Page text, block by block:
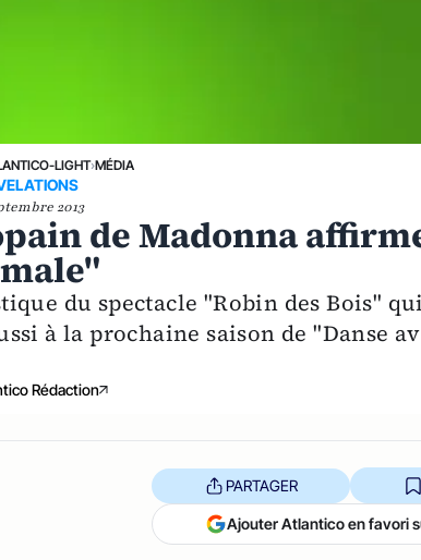
LIGHT›MÉDIA
2013
de Madonna
du spectacle "Robin des Bois" qui
à la prochaine saison de "Danse
Rédaction
PARTAGER
Ajouter Atlantico en favori